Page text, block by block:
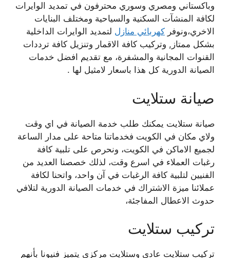
وباكستاني ومصري وسوري محترفون في تمديد الوايرات
لكافة المنشآت السكنية والسياحية ومختلف البنايات
الاخري،ونوفر كهربائي منازل لتمديد الوايرات الداخلية
بشكل ممتاز, وتركيب كافة الاقمار وتنزيل كافة ترددات
القنوات المجانية والمشفرة، مع تقديم افضل خدمات
الصيانة الدورية كل هذا باسعار لامثيل لها .
صيانة ستلايت
صيانة ستلايت يمكنك طلب خدمة الصيانة في اي وقت
ولاي مكان في الكويت فخدماتنا متاحة على مدار الساعة
لجميع الاماكن في الكويت، ونحرص على تلبية كافة
رغبات العملاء في اسرع وقت، لذلك خصصنا العديد من
الفنيين لتلبية كافة الرغبات في آن واحد، واتحنا لكافة
عملائنا ميزة الاشتراك في خدمات الصيانة الدورية لتلافي
حدوث الاعطال المفاجئة،
تركيب ستلايت
تركيب ستلايت عادي وستلايت مركزي يتميز فنيونا بأنهم